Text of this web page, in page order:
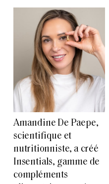
Amandine De Paepe,
scientifique et
nutritionniste, a créé
Insentials, gamme de
compléments